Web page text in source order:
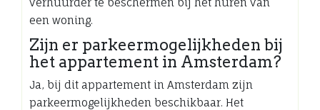
een woning.
Zijn er parkeermogelijkheden bij
het appartement in Amsterdam?
Ja, bij dit appartement in Amsterdam zijn
parkeermogelijkheden beschikbaar. Het